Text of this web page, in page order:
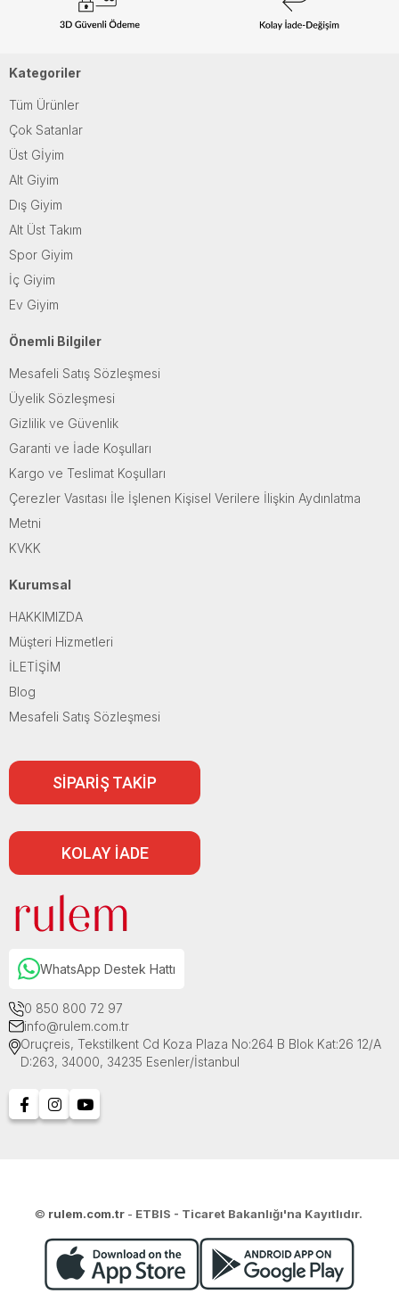
Kategoriler
Tüm Ürünler
Çok Satanlar
Üst Gİyim
Alt Giyim
Dış Giyim
Alt Üst Takım
Spor Giyim
İç Giyim
Ev Giyim
Önemli Bilgiler
Mesafeli Satış Sözleşmesi
Üyelik Sözleşmesi
Gizlilik ve Güvenlik
Garanti ve İade Koşulları
Kargo ve Teslimat Koşulları
Çerezler Vasıtası İle İşlenen Kişisel Verilere İlişkin Aydınlatma
Metni
KVKK
Kurumsal
HAKKIMIZDA
Müşteri Hizmetleri
İLETİŞİM
Blog
Mesafeli Satış Sözleşmesi
SİPARİŞ TAKİP
KOLAY İADE
WhatsApp Destek Hattı
0 850 800 72 97
info@rulem.com.tr
Oruçreis, Tekstilkent Cd Koza Plaza No:264 B Blok Kat:26 12/A
D:263, 34000, 34235 Esenler/İstanbul
© rulem.com.tr - ETBIS - Ticaret Bakanlığı'na Kayıtlıdır.